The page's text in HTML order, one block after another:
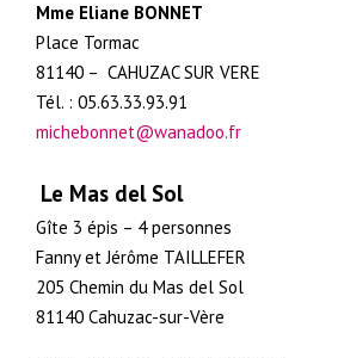
Mme Eliane BONNET
Place Tormac
81140 – CAHUZAC SUR VERE
Tél. : 05.63.33.93.91
michebonnet@wanadoo.fr
Le Mas del Sol
Gîte 3 épis – 4 personnes
Fanny et Jérôme TAILLEFER
205 Chemin du Mas del Sol
81140 Cahuzac-sur-Vère